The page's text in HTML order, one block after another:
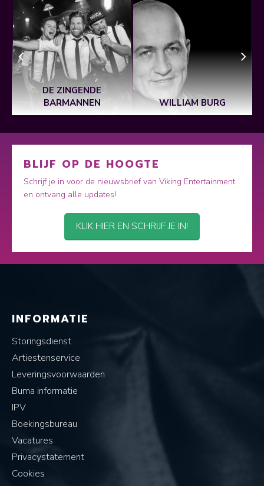
DE ZINGENDE
BARMANNEN
WILLIAM BURG
BLIJF OP DE HOOGTE
Schrijf je in voor de nieuwsbrief van Viking Entertainment
en ontvang alle updates!
KLIK HIER EN SCHRIJF JE IN!
INFORMATIE
Storingsdienst
Artiestenservice
Leveringsvoorwaarden
Buma informatie
IPV
Boekingsbureau
Vacatures
Privacystatement
Cookies